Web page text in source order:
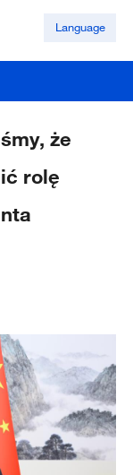
Language
że
rolę